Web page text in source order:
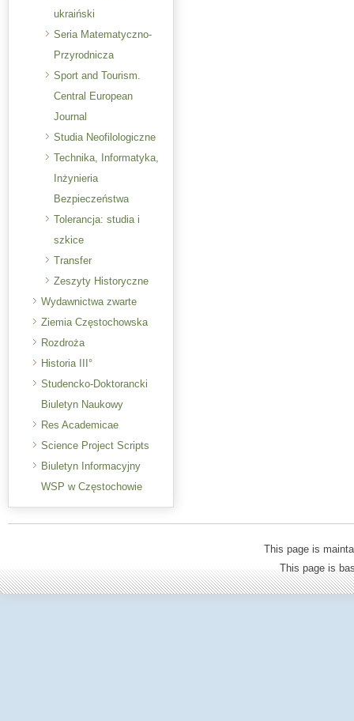
ukraiński
Seria Matematyczno-
Przyrodnicza
Sport and Tourism.
Central European
Journal
Studia Neofilologiczne
Technika, Informatyka,
Inżynieria
Bezpieczeństwa
Tolerancja: studia i
szkice
Transfer
Zeszyty Historyczne
Wydawnictwa zwarte
Ziemia Częstochowska
Rozdroża
Historia III°
Studencko-Doktorancki
Biuletyn Naukowy
Res Academicae
Science Project Scripts
Biuletyn Informacyjny
WSP w Częstochowie
This page is
This page is